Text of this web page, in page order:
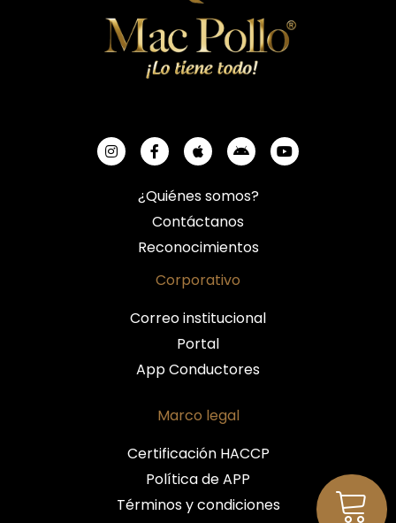
¿Quiénes somos?
Contáctanos
Reconocimientos
Corporativo
Correo institucional
Portal
App Conductores
Marco legal
Certificación HACCP
Política de APP
Términos y condiciones